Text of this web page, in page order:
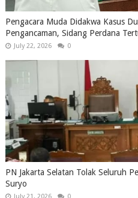
Pengacara Muda Didakwa Kasus
Pengancaman, Sidang Perdana
July 22, 2026 0
PN Jakarta Selatan Tolak Seluruh
Suryo
July 21, 2026 0